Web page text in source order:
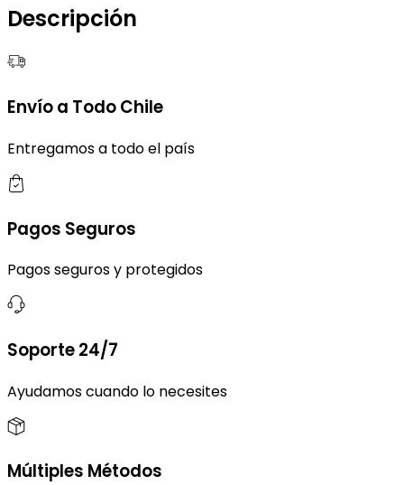
Descripción
Envío a Todo Chile
Entregamos a todo el país
Pagos Seguros
Pagos seguros y protegidos
Soporte 24/7
Ayudamos cuando lo necesites
Múltiples Métodos